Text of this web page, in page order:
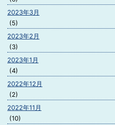
2023年3月
(5)
2023年2月
(3)
2023年1月
(4)
2022年12月
(2)
2022年11月
(10)